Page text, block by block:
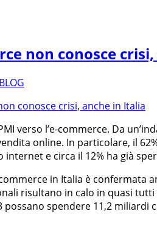
non conosce
verso l’e-commerce. Da
online. In particolare, il
internet e circa il 12% ha già
commerce in Italia è
risultano in calo in quasi
possano spendere 11,2 miliardi